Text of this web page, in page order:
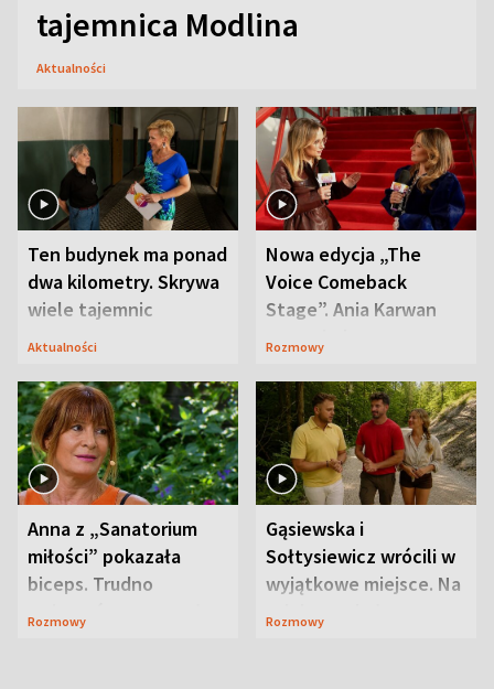
tajemnica Modlina
Aktualności
Ten budynek ma ponad
dwa kilometry. Skrywa
wiele tajemnic
Aktualności
Nowa edycja „The
Voice Comeback
Stage”. Ania Karwan
zapowiada
Rozmowy
Anna z „Sanatorium
miłości” pokazała
biceps. Trudno
uwierzyć, co przeszła
Rozmowy
Gąsiewska i
Sołtysiewicz wrócili w
wyjątkowe miejsce. Na
szlaku czekał
Rozmowy